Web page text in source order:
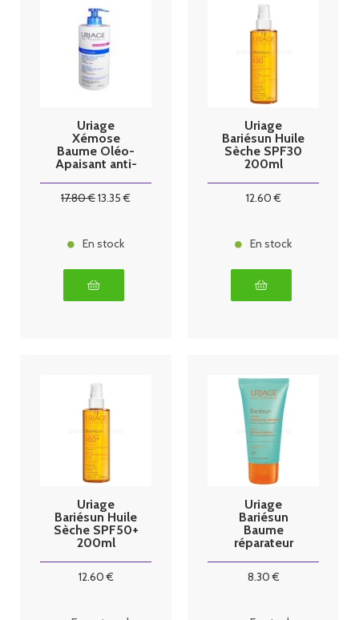
Uriage
Xémose
Baume Oléo-
Apaisant anti-
17.80€13.35 €
En stock
Uriage
Bariésun Huile
Sèche SPF30
200ml
12.60€
En stock
Uriage
Bariésun Huile
Sèche SPF50+
200ml
12.60€
Uriage
Bariésun
Baume
réparateur
8.30€